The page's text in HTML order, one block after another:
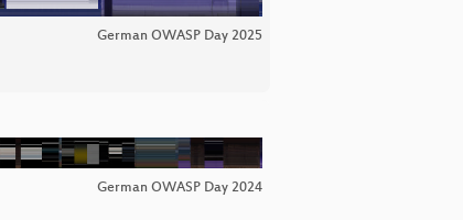
German OWASP Day 2025
German OWASP Day 2024